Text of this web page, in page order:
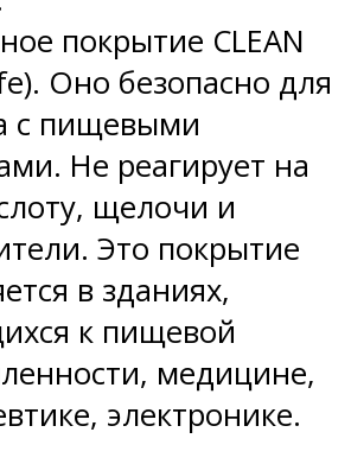
покрытие CLEAN
Оно безопасно для
с пищевыми
Не реагирует на
щелочи и
Это покрытие
в зданиях,
к пищевой
медицине,
электронике.